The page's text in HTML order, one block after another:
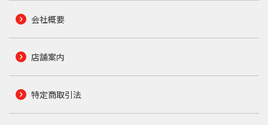
会社概要
店舗案内
特定商取引法